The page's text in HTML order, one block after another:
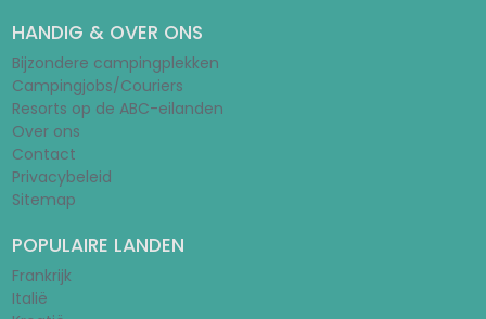
HANDIG & OVER ONS
Bijzondere campingplekken
Campingjobs/Couriers
Resorts op de ABC-eilanden
Over ons
Contact
Privacybeleid
Sitemap
POPULAIRE LANDEN
Frankrijk
Italië